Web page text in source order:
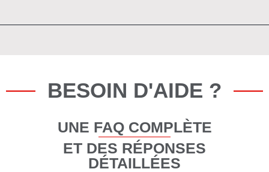
BESOIN D'AIDE ?
UNE FAQ COMPLÈTE
ET DES RÉPONSES
DÉTAILLÉES